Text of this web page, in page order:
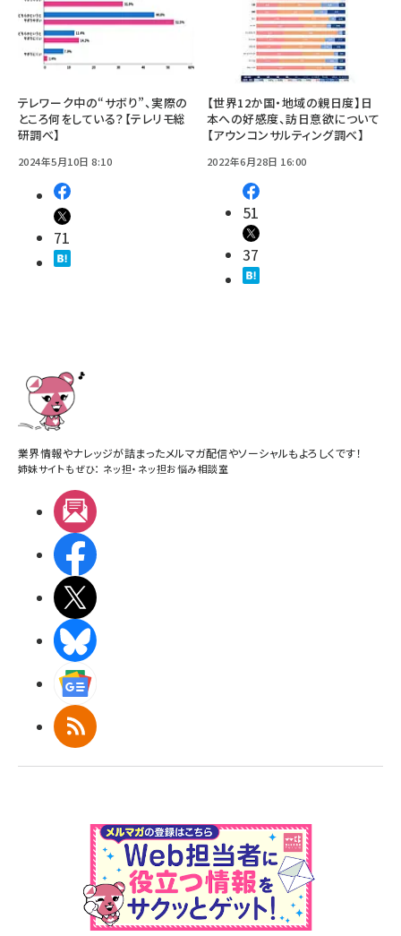
テレワーク中の“サボり”、実際の
ところ何をしている？【テレリモ総
研調べ】
2024年5月10日 8:10
71
【世界12か国・地域の親日度】日
本への好感度、訪日意欲について
【アウンコンサルティング調べ】
2022年6月28日 16:00
51
37
業界情報やナレッジが詰まったメルマガ配信やソーシャルもよろしくです！
姉妹サイトもぜひ： ネッ担・ ネッ担お悩み相談室
RSS